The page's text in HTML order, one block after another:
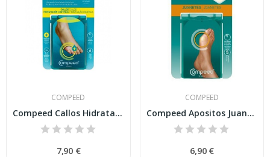
COMPEED
Compeed Callos Hidratación Continua 6uds
7,90 €
COMPEED
Compeed Apositos Juanetes 5 U
6,90 €